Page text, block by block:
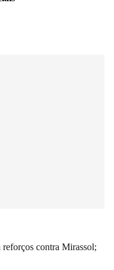
contra Mirassol;